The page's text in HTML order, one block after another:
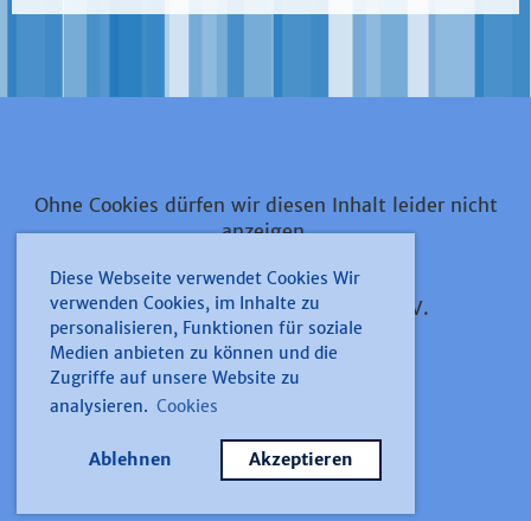
Diese Webseite verwendet Cookies Wir
verwenden Cookies, im Inhalte zu
personalisieren, Funktionen für soziale
Medien anbieten zu können und die
Zugriffe auf unsere Website zu
analysieren. Cookies
Ablehnen Akzeptieren
Ohne Cookies dürfen wir diesen Inhalt leider nicht
anzeigen.
Narrenzunft 1891 Kolpingfamilie Düren e.V.
Impressum
Datenschutz